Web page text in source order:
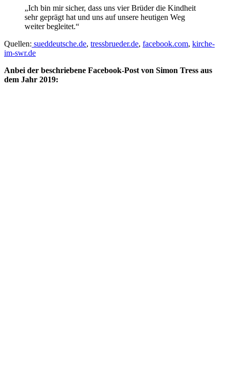
„Ich bin mir sicher, dass uns vier Brüder die Kindheit
sehr geprägt hat und uns auf unsere heutigen Weg
weiter begleitet.“
Quellen: sueddeutsche.de, tressbrueder.de, facebook.com, kirche-
im-swr.de
Anbei der beschriebene Facebook-Post von Simon Tress aus
dem Jahr 2019: